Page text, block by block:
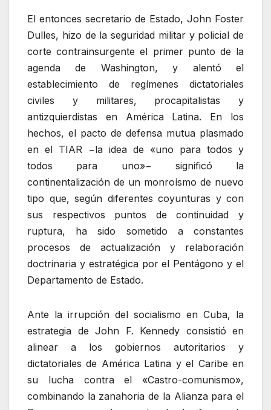
El entonces secretario de Estado, John Foster
Dulles, hizo de la seguridad militar y policial de
corte contrainsurgente el primer punto de la
agenda de Washington, y alentó el
establecimiento de regímenes dictatoriales
civiles y militares, procapitalistas y
antizquierdistas en América Latina. En los
hechos, el pacto de defensa mutua plasmado
en el TIAR −la idea de «uno para todos y
todos para uno»− significó la
continentalización de un monroísmo de nuevo
tipo que, según diferentes coyunturas y con
sus respectivos puntos de continuidad y
ruptura, ha sido sometido a constantes
procesos de actualización y relaboración
doctrinaria y estratégica por el Pentágono y el
Departamento de Estado.
Ante la irrupción del socialismo en Cuba, la
estrategia de John F. Kennedy consistió en
alinear a los gobiernos autoritarios y
dictatoriales de América Latina y el Caribe en
su lucha contra el «Castro-comunismo»,
combinando la zanahoria de la Alianza para el